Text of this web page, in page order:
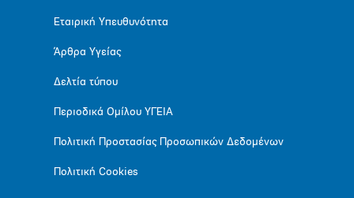
Εταιρική Υπευθυνότητα
Άρθρα Υγείας
Δελτία τύπου
Περιοδικά Ομίλου ΥΓΕΙΑ
Πολιτική Προστασίας Προσωπικών Δεδομένων
Πολιτική Cookies